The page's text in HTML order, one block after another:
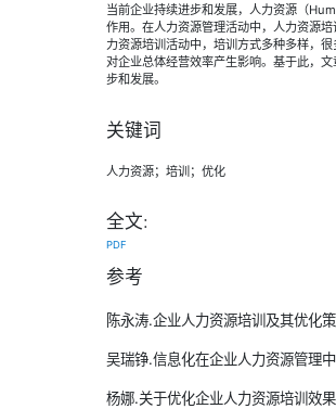
当前企业持续进步和发展，人力资源（
作用。在人力资源管理活动中，人力资源
力资源培训活动中，培训方式多种多样，
对企业总体经营效率产生影响。基于此，
步和发展。
关键词
人力资源；培训；优化
全文:
PDF
参考
陈永涛.企业人力资源培训及其优
吴瑞铮.信息化在企业人力资源管理
杨娜.关于优化企业人力资源培训